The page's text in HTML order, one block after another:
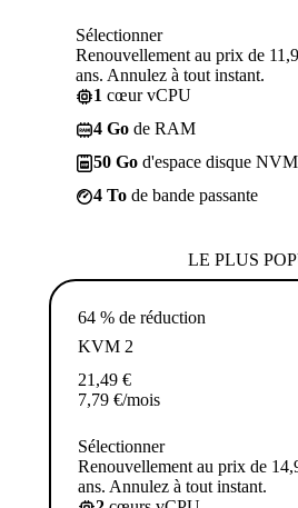
Sélectionner
Renouvellement au prix de
ans. Annulez à tout instant.
1 cœur vCPU
4 Go de RAM
50 Go d'espace disque
4 To de bande passante
LE PLUS
64 % de réduction
KVM 2
21,49 €
7,79 €/mois
Sélectionner
Renouvellement au prix de
ans. Annulez à tout instant.